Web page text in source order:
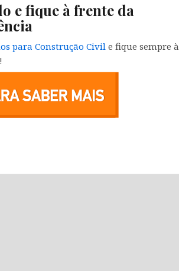
e fique à frente da
para Construção Civil e fique sempre à